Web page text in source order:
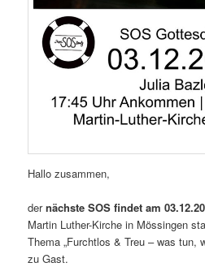
Hallo zusammen,
dernächste SOS findet am
Martin Luther-Kirche in Mössingen
Thema „Furchtlos & Treu – was tun,
zu Gast.